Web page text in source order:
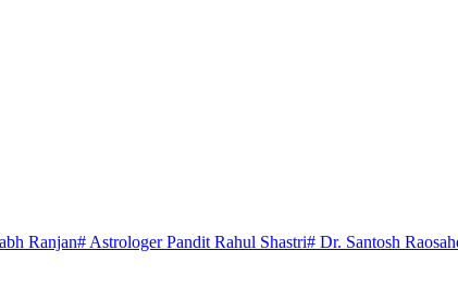
Ranjan# Astrologer Pandit Rahul Shastri# Dr. Santosh